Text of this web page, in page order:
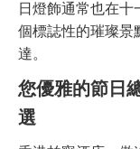
日燈飾通常也在
個標誌性的璀璨景
達。
您優雅的節日
選